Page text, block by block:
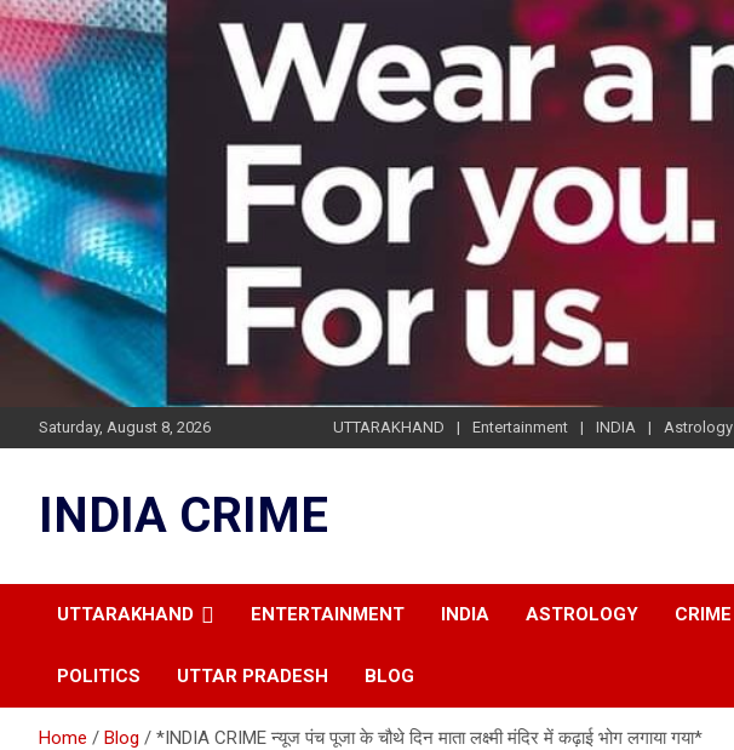
Skip
to
content
Saturday, August 8, 2026 UTTARAKHAND Entertainment INDIA Astrology
INDIA CRIME
UTTARAKHAND ENTERTAINMENT INDIA ASTROLOGY CRIME
POLITICS UTTAR PRADESH BLOG
Home Blog *INDIA CRIME न्यूज पंच पूजा के‌ चौथे दिन माता लक्ष्मी मंदिर में कढ़ाई भोग लगाया गया*